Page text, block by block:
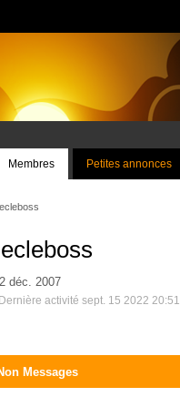
Membres Petites annonces
déc. 2007
Dernière activité sept. 15 2022 20:51
Messages